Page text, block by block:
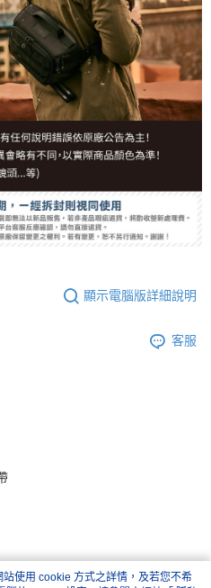
顯示電腦版詳細說明
客服
使用 cookie 方式之詳情，及若您不希